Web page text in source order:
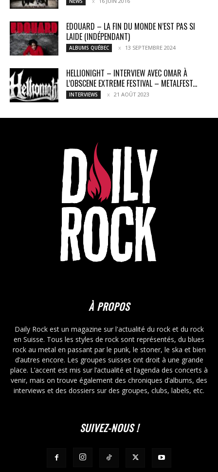
EDOUARD – LA FIN DU MONDE N’EST PAS SI
LAIDE (INDÉPENDANT)
ALBUMS QUÉBEC 13 SEPTEMBRE 2024
HELLIONIGHT – INTERVIEW AVEC OMAR À
L’OBSCENE EXTREME FESTIVAL – METALFEST...
INTERVIEWS 21 AOÛT 2023
À PROPOS
Daily Rock est un magazine sur l'actualité du rock et du rock
en Suisse. Tous les styles de rock sont représentés, du blues
rock au metal en passant par le punk, le stoner, le ska et bien
d’autres encore. Les groupes suisses ont droit à une grande
place. L’accent est mis sur l’actualité et l’agenda des concerts à
venir, mais on trouve également des chroniques d’albums, des
interviews et des dossiers sur des groupes, clubs, labels, etc.
SUIVEZ-NOUS !